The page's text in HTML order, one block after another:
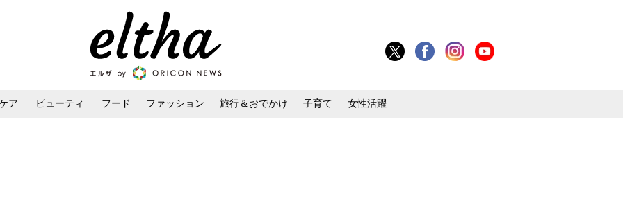
ア ビューティ フード ファッション 旅行＆おでかけ 子育て 女性活躍